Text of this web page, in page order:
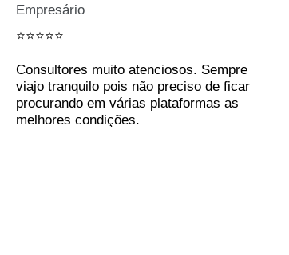
Empresário
⭐️⭐️⭐️⭐️⭐️
Consultores muito atenciosos. Sempre
viajo tranquilo pois não preciso de ficar
procurando em várias plataformas as
melhores condições.